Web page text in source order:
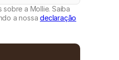
a Mollie. Saiba
a nossadeclaração